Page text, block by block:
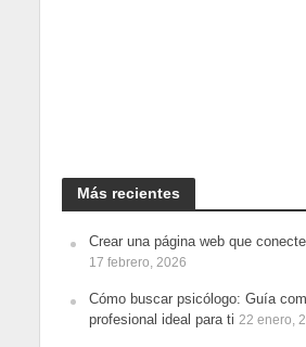
Más recientes
Crear una página web que
17 febrero, 2026
Cómo buscar psicólogo: Guía
profesional ideal para ti 22 enero,